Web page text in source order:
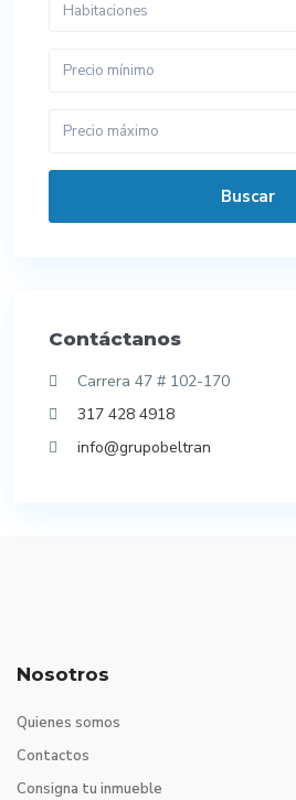
Habitaciones
Buscar
Contáctanos
Carrera 47 # 102-170
317 428 4918
info@grupobeltran
Nosotros
Quienes somos
Contactos
Consigna tu inmueble